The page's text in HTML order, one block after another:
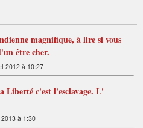
magnifique, à lire si vous
être cher.
2012 à 10:27
Liberté c'est l'esclavage. L'
à 1:30